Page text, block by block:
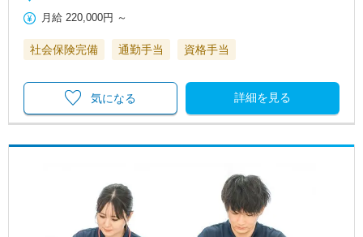
月給 220,000円 ～
社会保険完備 通勤手当 資格手当
詳細を見る
気になる